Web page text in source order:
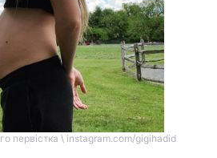
первістка \ instagram.com/gigihadid